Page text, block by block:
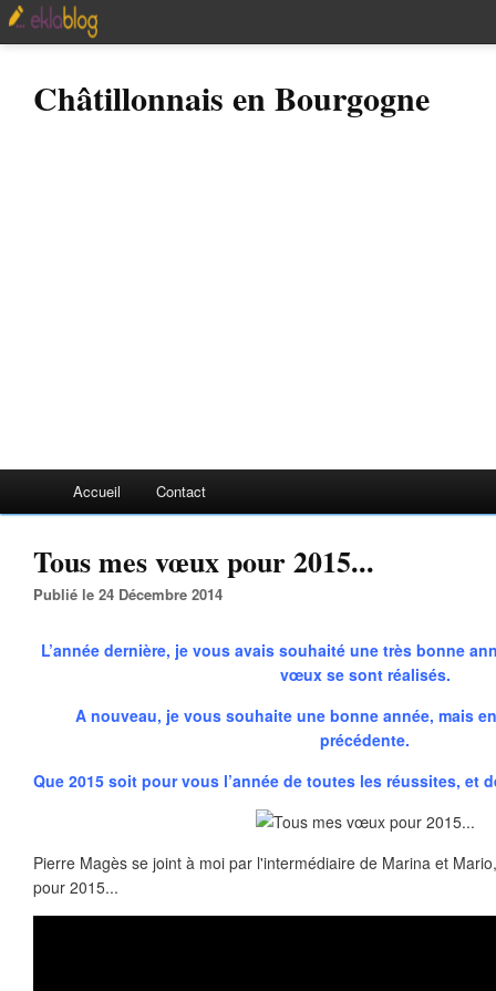
Châtillonnais en Bourgogne
Accueil Contact
Tous mes vœux pour 2015...
Publié le 24 Décembre 2014
L’année dernière, je vous avais souhaité une très bonne
vœux se sont réalisés.
A nouveau, je vous souhaite une bonne année, mais
précédente.
Que 2015 soit pour vous l’année de toutes les réussites, et
Pierre Magès se joint à moi par l'intermédiaire de Marina et
pour 2015...